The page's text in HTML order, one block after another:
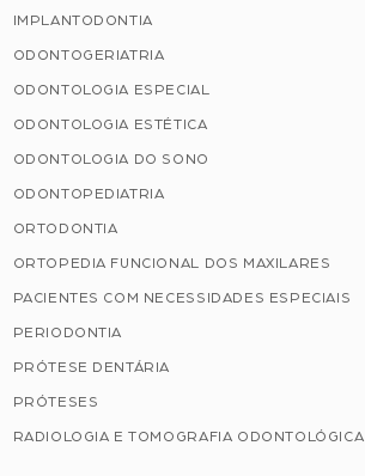
IMPLANTODONTIA
ODONTOGERIATRIA
ODONTOLOGIA ESPECIAL
ODONTOLOGIA ESTÉTICA
ODONTOLOGIA DO SONO
ODONTOPEDIATRIA
ORTODONTIA
ORTOPEDIA FUNCIONAL DOS MAXILARES
PACIENTES COM NECESSIDADES ESPECIAIS
PERIODONTIA
PRÓTESE DENTÁRIA
PRÓTESES
RADIOLOGIA E TOMOGRAFIA ODONTOLÓGICA